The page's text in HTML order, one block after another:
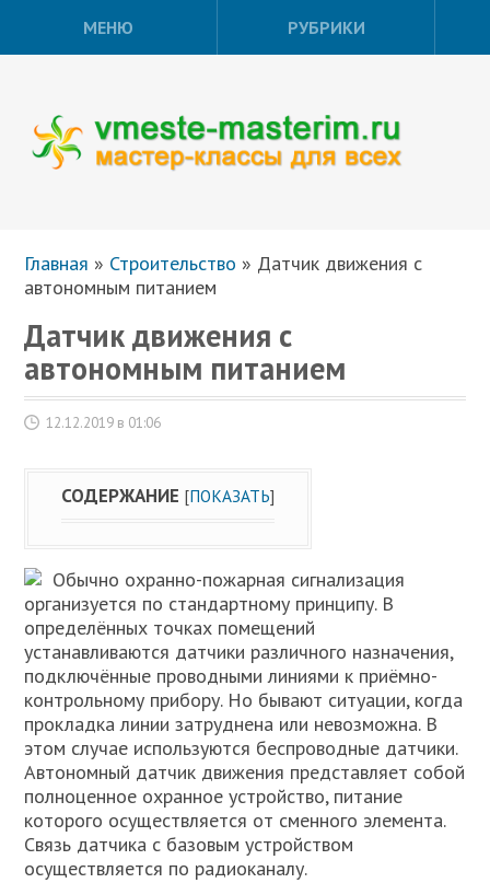
МЕНЮ РУБРИКИ
Главная » Строительство » Датчик движения с
автономным питанием
Датчик движения с
автономным питанием
12.12.2019 в 01:06
СОДЕРЖАНИЕ [ПОКАЗАТЬ]
Обычно охранно-пожарная сигнализация
организуется по стандартному принципу. В
определённых точках помещений
устанавливаются датчики различного назначения,
подключённые проводными линиями к приёмно-
контрольному прибору. Но бывают ситуации, когда
прокладка линии затруднена или невозможна. В
этом случае используются беспроводные датчики.
Автономный датчик движения представляет собой
полноценное охранное устройство, питание
которого осуществляется от сменного элемента.
Связь датчика с базовым устройством
осуществляется по радиоканалу.